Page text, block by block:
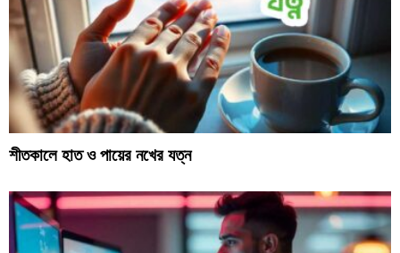
শীতকালে হাত ও পায়ের নখের যত্ন